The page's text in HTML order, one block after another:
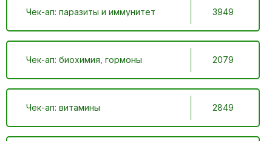
Чек-ап: паразиты и иммунитет 3949
Чек-ап: биохимия, гормоны 2079
Чек-ап: витамины 2849